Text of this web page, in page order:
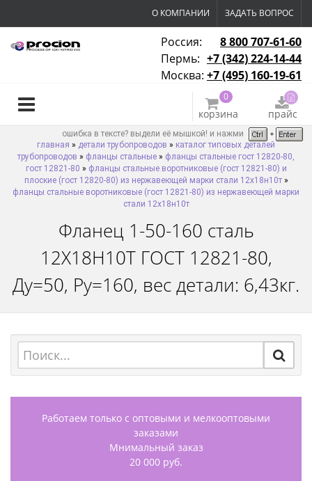
О КОМПАНИИ ЗАДАТЬ ВОПРОС
Россия:
8 800 707-61-60
Пермь: +7 (342) 224-14-44
Москва: +7 (495) 160-19-61
0
корзина прайс
ошибка в тексте? выдели её мышкой! и нажми
главная » детали трубопроводов » каталог типовых деталей
трубопроводов » фланцы стальные » фланцы стальные гост 12820-80,
гост 12821-80 » фланцы стальные воротниковые (гост 12821-80) и
плоские (гост 12820-80) из нержавеющей марки стали 12х18н10т»
фланцы стальные воротниковые (гост 12821-80) из нержавеющей марки
стали 12х18н10т
Фланец 1-50-160 сталь
12Х18Н10Т ГОСТ 12821-80,
Ду=50, Ру=160, вес детали: 6,43кг.
Работаем только с оптовыми и мелкооптовыми
заказами
Мнимальный заказ
20 000 руб.